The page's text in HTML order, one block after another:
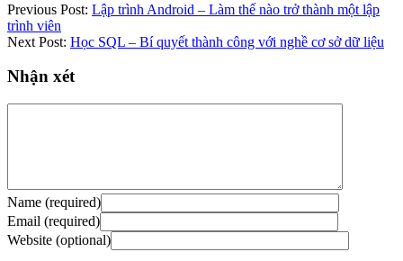
Previous Post: Lập trình Android – Làm thế nào trở thành một lập
trình viên
Next Post: Học SQL – Bí quyết thành công với nghề cơ sở dữ liệu
Nhận xét
Name (required)
Email (required)
Website (optional)